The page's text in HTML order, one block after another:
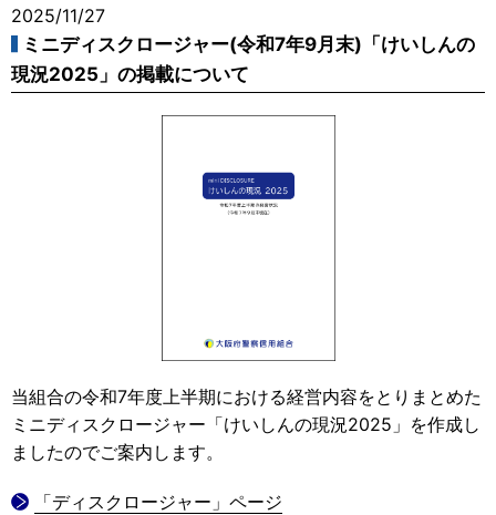
2025/11/27
ミニディスクロージャー(令和7年9月末)「けいしんの
現況2025」の掲載について
当組合の令和7年度上半期における経営内容をとりまとめた
ミニディスクロージャー「けいしんの現況2025」を作成し
ましたのでご案内します。
「ディスクロージャー」ページ